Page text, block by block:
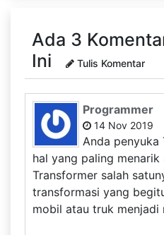
Ada 3
Ini
Tulis Komentar
Programmer
14 Nov 2019
Anda penyuka
hal yang paling
Transformer salah
transformasi yang
mobil atau truk menjadi